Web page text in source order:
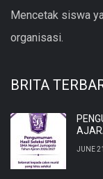
Mencetak siswa
organisasi.
BRITA
JUNE